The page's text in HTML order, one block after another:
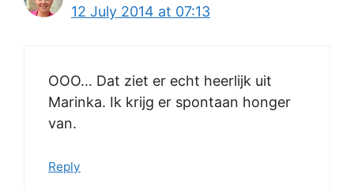
12 July 2014 at 07:13
OOO… Dat ziet er echt heerlijk uit
Marinka. Ik krijg er spontaan honger
van.
Reply